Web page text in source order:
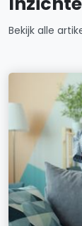
Bekijk alle